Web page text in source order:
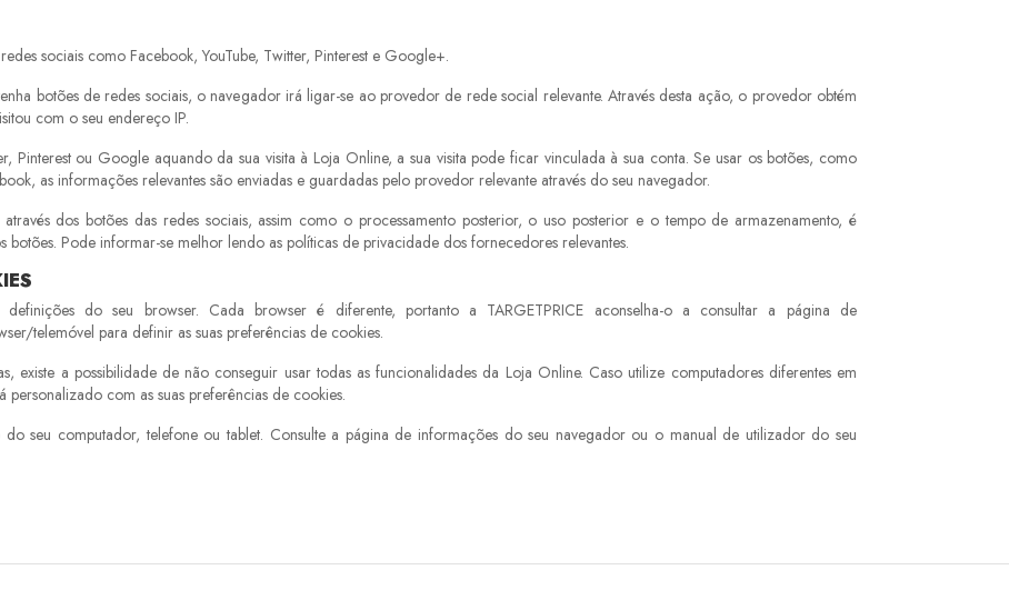
sociais como Facebook, YouTube, Twitter, Pinterest e Google+.
botões de redes sociais, o navegador irá ligar-se ao provedor de rede social relevante. Através desta ação, o provedor obtém
com o seu endereço IP.
Pinterest ou Google aquando da sua visita à Loja Online, a sua visita pode ficar vinculada à sua conta. Se usar os botões, como
as informações relevantes são enviadas e guardadas pelo provedor relevante através do seu navegador.
dos botões das redes sociais, assim como o processamento posterior, o uso posterior e o tempo de armazenamento, é
botões. Pode informar-se melhor lendo as políticas de privacidade dos fornecedores relevantes.
do seu browser. Cada browser é diferente, portanto a TARGETPRICE aconselha-o a consultar a página de
telemóvel para definir as suas preferências de cookies.
existe a possibilidade de não conseguir usar todas as funcionalidades da Loja Online. Caso utilize computadores diferentes em
com as suas preferências de cookies.
seu computador, telefone ou tablet. Consulte a página de informações do seu navegador ou o manual de utilizador do seu